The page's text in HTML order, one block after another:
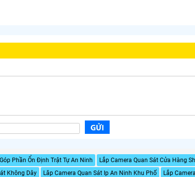
Phần Ổn Định Trật Tự An Ninh Lắp Camera Quan Sát Cửa Hàng
Không Dây Lăp Camera Quan Sát Ip An Ninh Khu Phố Lắp